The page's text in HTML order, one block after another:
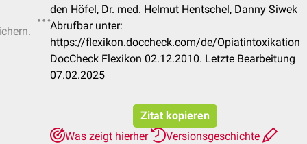
den Höfel, Dr. med. Helmut Hentschel, Danny Siwek
Abrufbar unter:
https://flexikon.doccheck.com/de/Opiatintoxikation
DocCheck Flexikon 02.12.2010. Letzte Bearbeitung
07.02.2025
Zitat kopieren
Was zeigt hierher
Versionsgeschichte